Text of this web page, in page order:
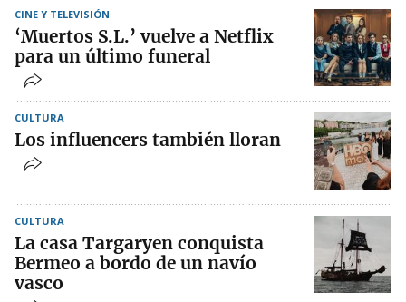
CINE Y TELEVISIÓN
‘Muertos S.L.’ vuelve a Netflix
para un último funeral
CULTURA
Los influencers también lloran
CULTURA
La casa Targaryen conquista
Bermeo a bordo de un navío
vasco